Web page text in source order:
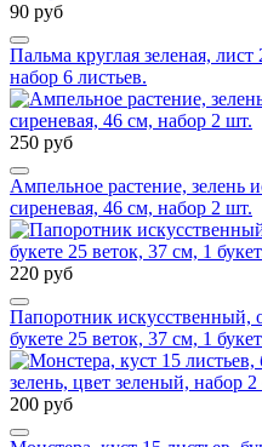
90 руб
Пальма круглая зеленая, лист
набор 6 листьев.
250 руб
Ампельное растение, зелень
сиреневая, 46 см, набор 2 шт.
220 руб
Папоротник искусственный,
букете 25 веток, 37 см, 1
200 руб